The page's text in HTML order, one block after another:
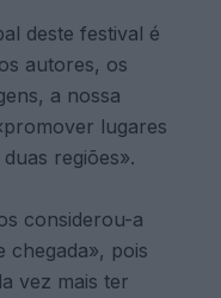
deste festival é
autores, os
a nossa
lugares
regiões».
considerou-a
chegada», pois
vez mais ter